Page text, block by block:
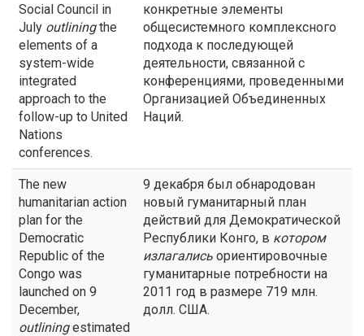
Social Council in
July outliningthe
elements of a
system-wide
integrated
approach to the
follow-up to United
Nations
conferences.
конкретные элементы
общесистемного комплексного
подхода к последующей
деятельности, связанной с
конференциями, проведенными
Организацией Объединенных
Наций.
The new
humanitarian action
plan for the
Democratic
Republic of the
Congo was
launched on 9
December,
outliningestimated
9 декабря был обнародован
новый гуманитарный план
действий для Демократической
Республики Конго, в котором
излагались ориентировочные
гуманитарные потребности на
2011 год в размере 719 млн.
долл. США.